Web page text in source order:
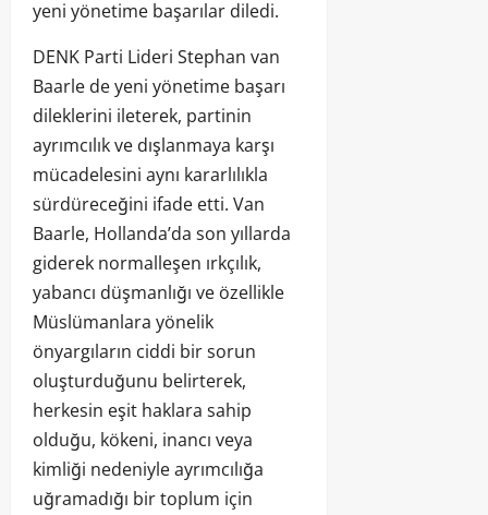
yeni yönetime başarılar diledi.
DENK Parti Lideri Stephan van
Baarle de yeni yönetime başarı
dileklerini ileterek, partinin
ayrımcılık ve dışlanmaya karşı
mücadelesini aynı kararlılıkla
sürdüreceğini ifade etti. Van
Baarle, Hollanda’da son yıllarda
giderek normalleşen ırkçılık,
yabancı düşmanlığı ve özellikle
Müslümanlara yönelik
önyargıların ciddi bir sorun
oluşturduğunu belirterek,
herkesin eşit haklara sahip
olduğu, kökeni, inancı veya
kimliği nedeniyle ayrımcılığa
uğramadığı bir toplum için